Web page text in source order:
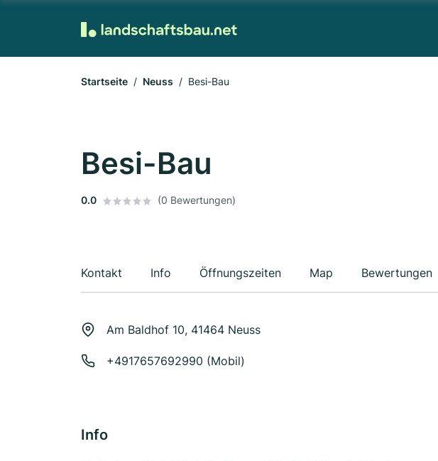
Startseite Neuss Besi-Bau
Besi-Bau
0.0 (0 Bewertungen)
Kontakt Info Öffnungszeiten Map Bewertungen
Am Baldhof 10, 41464 Neuss
+4917657692990 (Mobil)
Info